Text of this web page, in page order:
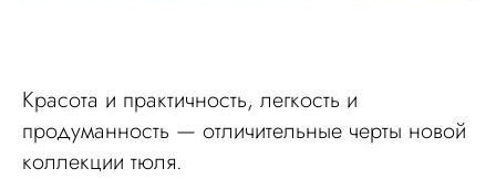
Красота и практичность, легкость и
продуманность — отличительные черты новой
коллекции тюля.